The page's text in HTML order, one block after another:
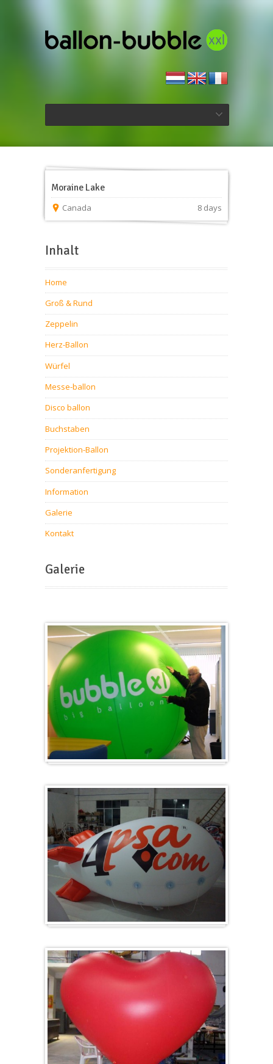
Moraine Lake
Canada 8 days
Inhalt
Home
Groß & Rund
Zeppelin
Herz-Ballon
Würfel
Messe-ballon
Disco ballon
Buchstaben
Projektion-Ballon
Sonderanfertigung
Information
Galerie
Kontakt
Galerie